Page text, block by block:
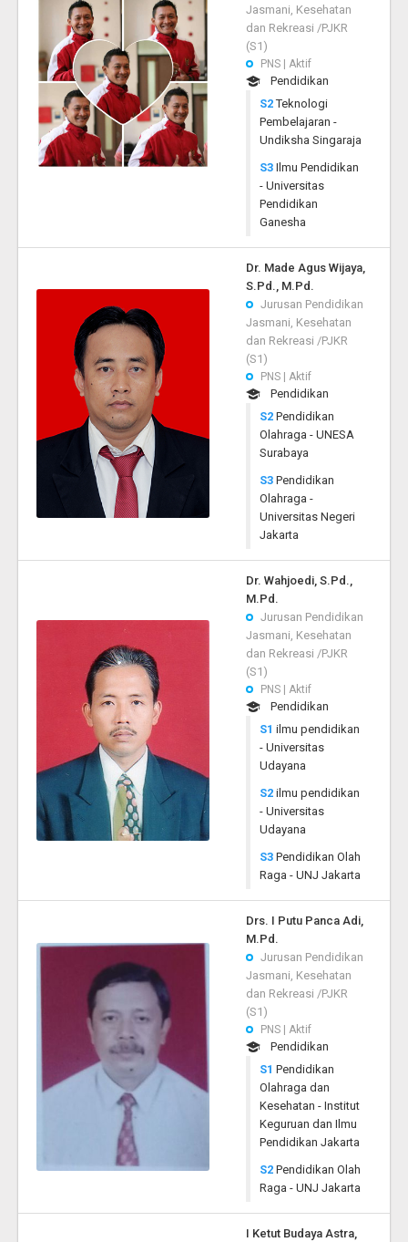
Jasmani, Kesehatan
dan Rekreasi /PJKR
(S1)
PNS | Aktif
Pendidikan
S2Teknologi
Pembelajaran -
Undiksha Singaraja
S3 Ilmu Pendidikan
- Universitas
Pendidikan
Ganesha
Dr. Made Agus Wijaya,
S.Pd., M.Pd.
Jurusan Pendidikan
Jasmani, Kesehatan
dan Rekreasi /PJKR
(S1)
PNS | Aktif
Pendidikan
S2 Pendidikan
Olahraga - UNESA
Surabaya
S3 Pendidikan
Olahraga -
Universitas Negeri
Jakarta
Dr. Wahjoedi, S.Pd.,
M.Pd.
Jurusan Pendidikan
Jasmani, Kesehatan
dan Rekreasi /PJKR
(S1)
PNS | Aktif
Pendidikan
S1 ilmu pendidikan
- Universitas
Udayana
S2 ilmu pendidikan
- Universitas
Udayana
S3 Pendidikan Olah
Raga - UNJ Jakarta
Drs. I Putu Panca Adi,
M.Pd.
Jurusan Pendidikan
Jasmani, Kesehatan
dan Rekreasi /PJKR
(S1)
PNS | Aktif
Pendidikan
S1 Pendidikan
Olahraga dan
Kesehatan - Institut
Keguruan dan Ilmu
Pendidikan Jakarta
S2 Pendidikan Olah
Raga - UNJ Jakarta
I Ketut Budaya Astra,